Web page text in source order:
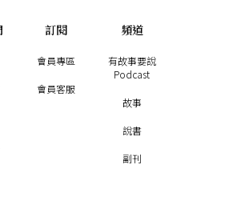
訂閱
會員專區
會員客服
頻道
有故事要說
Podcast
故事
說書
副刊